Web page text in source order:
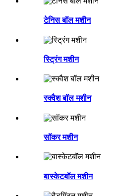
टेनिस बॉल मशीन
स्ट्रिंग मशीन
स्क्वैश बॉल मशीन
सॉकर मशीन
बास्केटबॉल मशीन